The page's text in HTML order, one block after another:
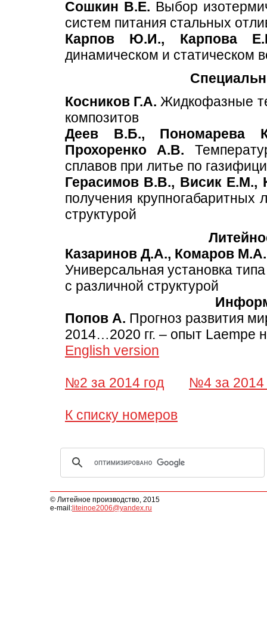
Сошкин В.Е. Выбор
систем питания стальных
Карпов Ю.И., Карпова
динамическом и статическом
Косников Г.А. Жидкофазные
композитов
Деев В.Б., Пономарева
Прохоренко А.В.
сплавов при литье по
Герасимов В.В., Висик Е.М.,
получения крупногабаритных
структурой
Казаринов Д.А., Комаров
Универсальная установка
с различной структурой
Попов А. Прогноз развития
2014…2020 гг. – опыт Laempe
English version
№2 за 2014 год №4 за 2014
К списку номеров
© Литейное производство, 2015
e-mail: liteinoe2006@yandex.ru